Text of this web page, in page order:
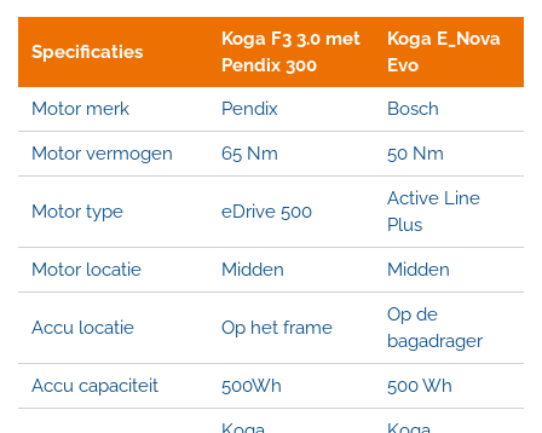
Specificaties
Koga F3 3.0 met
Pendix 300
Koga E_Nova
Evo
Motor merk
Pendix Bosch
Motor vermogen 65 Nm 50 Nm
Motor type eDrive 500
Active Line
Plus
Motor locatie Midden Midden
Accu locatie Op het frame
Op de
bagadrager
Accu capaciteit 500Wh 500 Wh